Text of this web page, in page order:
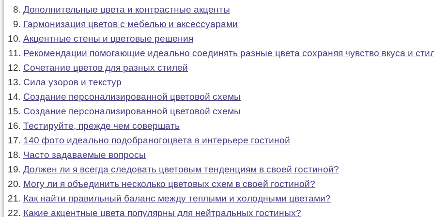
Дополнительные цвета и контрастные акценты
Гармонизация цветов с мебелью и аксессуарами
Акцентные стены и цветовые решения
Рекомендации помогающие идеально соединять разные цвета сохраняя чувство вкуса и
Сочетание цветов для разных стилей
Сила узоров и текстур
Создание персонализированной цветовой схемы
Создание персонализированной цветовой схемы
Тестируйте, прежде чем совершать
140 фото идеально подобраногоцвета в интерьере гостиной
Часто задаваемые вопросы
Должен ли я всегда следовать цветовым тенденциям в своей гостиной?
Могу ли я объединить несколько цветовых схем в своей гостиной?
Как найти правильный баланс между теплыми и холодными цветами?
Какие акцентные цвета популярны для нейтральных гостиных?